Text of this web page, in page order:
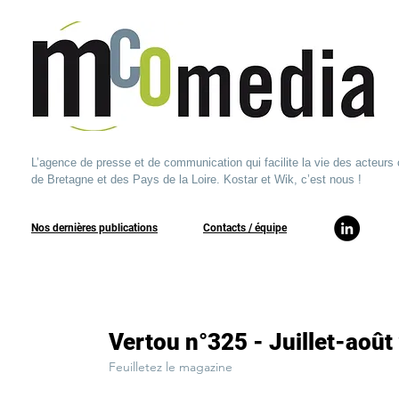
L’agence de presse et de communication qui facilite la vie des acteurs
de Bretagne et des Pays de la Loire. Kostar et Wik, c’est nous !
Nos dernières publications ​Contacts / équipe​
Vertou n°325 - Juillet-août
Feuilletez le magazine